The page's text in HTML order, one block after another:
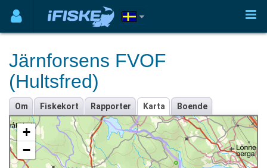
Järnforsens FVOF
(Hultsfred)
Om Fiskekort Rapporter Karta Boende
+
−